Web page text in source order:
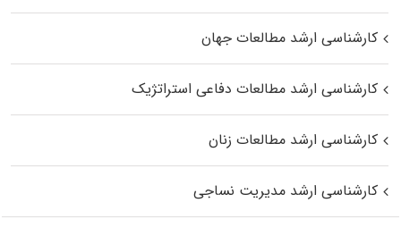
کارشناسی ارشد مطالعات جهان
کارشناسی ارشد مطالعات دفاعی استراتژیک
کارشناسی ارشد مطالعات زنان
کارشناسی ارشد مدیریت نساجی